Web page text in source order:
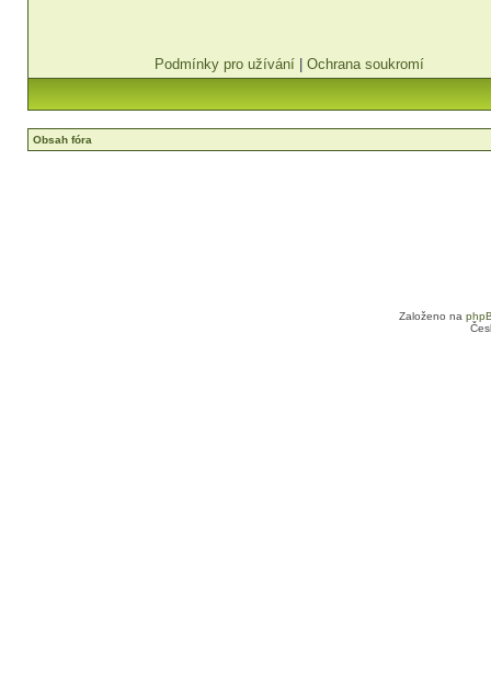
Podmínky pro užívání Ochrana soukromí
Obsah fóra
Založeno na